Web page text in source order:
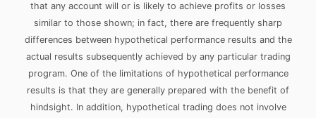
that any account will or is likely to achieve profits or losses
similar to those shown; in fact, there are frequently sharp
differences between hypothetical performance results and the
actual results subsequently achieved by any particular trading
program. One of the limitations of hypothetical performance
results is that they are generally prepared with the benefit of
hindsight. In addition, hypothetical trading does not involve